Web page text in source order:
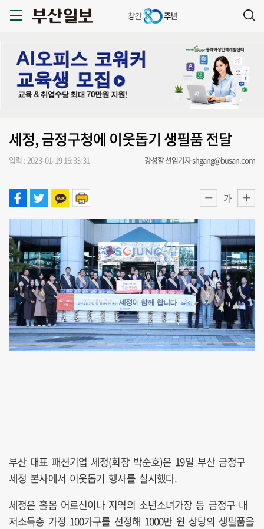
세정, 금정구청에 이웃돕기 생필품 전달
입력 : 2023-01-19 16:33:31 강성할 선임기자 shgang@busan.com
가
부산 대표 패션기업 세정(회장 박순호)은 19일 부산 금정구
세정 본사에서 이웃돕기 행사를 실시했다.
세정은 홀몸 어르신이나 지역의 소년소녀가장 등 금정구 내
저소득층 가정 100가구를 선정해 1000만 원 상당의 생필품을